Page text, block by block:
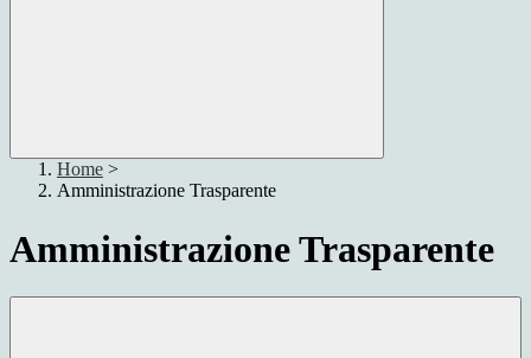
Home >
Amministrazione Trasparente
Amministrazione Trasparente